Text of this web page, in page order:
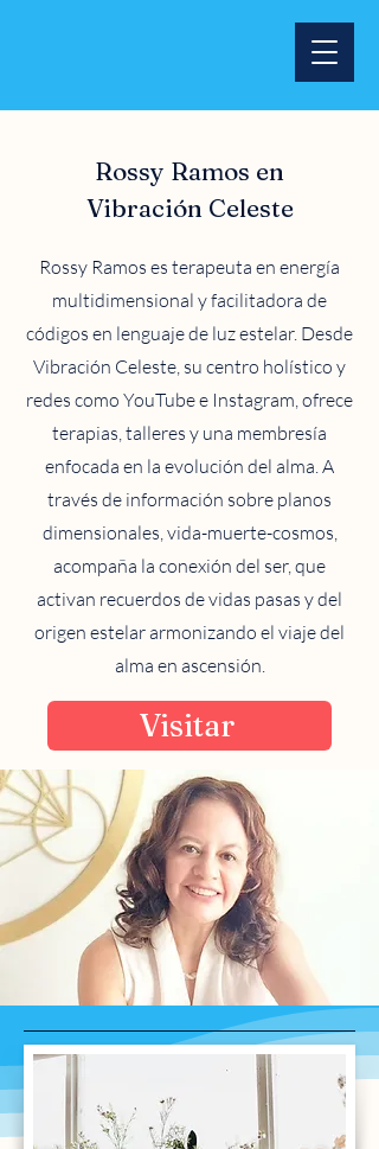
Rossy Ramos en
Vibración Celeste
Rossy Ramos es terapeuta en energía
multidimensional y facilitadora de
códigos en lenguaje de luz estelar. Desde
Vibración Celeste, su centro holístico y
redes como YouTube e Instagram, ofrece
terapias, talleres y una membresía
enfocada en la evolución del alma. A
través de información sobre planos
dimensionales, vida-muerte-cosmos,
acompaña la conexión del ser, que
activan recuerdos de vidas pasas y del
origen estelar armonizando el viaje del
alma en ascensión.
Visitar